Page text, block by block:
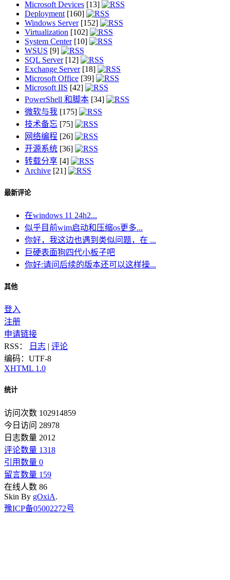
Microsoft Devices [13]
Deployment[160]
Windows Server[152]
Virtualization [102]
System Center[10]
WSUS [9]
SQL Server[12]
Exchange Server[18]
Microsoft Office [39]
Microsoft IIS [42]
PowerShell 和脚本 [34]
微软与我 [175]
技术备忘 [75]
网络编程 [26]
开源系统 [36]
转载分享 [4]
Archive [21]
最新评论
在windows 11 24h2...
似乎目前wim启动和压缩os更多...
你好，我这边也遇到类似问题，在 ...
巨硬表面狗四代小板子吧
你好:请问后续的版本还可以这样操...
其他
登入
注册
申请链接
RSS：
日志 | 评论
编码：UTF-8
XHTML 1.0
统计
访问次数 102914859
今日访问 28978
日志数量 2012
评论数量 1318
引用数量 0
留言数量 159
在线人数 86
Skin By gOxiA.
豫ICP备05002272号